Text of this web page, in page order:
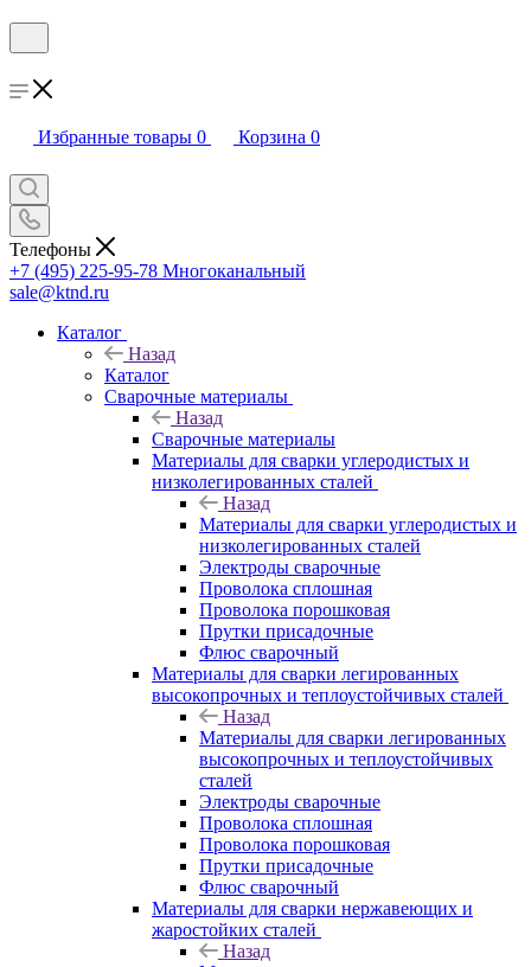
Избранные товары 0 Корзина 0
Телефоны
+7 (495) 225-95-78 Многоканальный
sale@ktnd.ru
Каталог
Назад
Каталог
Сварочные материалы
Назад
Сварочные материалы
Материалы для сварки углеродистых и
низколегированных сталей
Назад
Материалы для сварки углеродистых и
низколегированных сталей
Электроды сварочные
Проволока сплошная
Проволока порошковая
Прутки присадочные
Флюс сварочный
Материалы для сварки легированных
высокопрочных и теплоустойчивых сталей
Назад
Материалы для сварки легированных
высокопрочных и теплоустойчивых
сталей
Электроды сварочные
Проволока сплошная
Проволока порошковая
Прутки присадочные
Флюс сварочный
Материалы для сварки нержавеющих и
жаростойких сталей
Назад